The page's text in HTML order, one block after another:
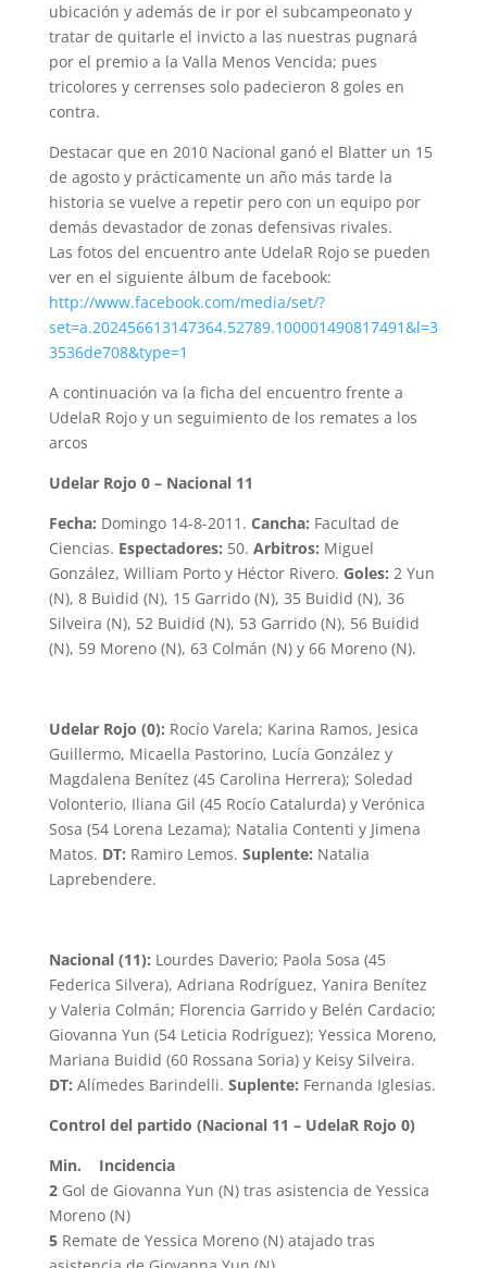
ubicación y además de ir por el subcampeonato y
tratar de quitarle el invicto a las nuestras pugnará
por el premio a la Valla Menos Vencida; pues
tricolores y cerrenses solo padecieron 8 goles en
contra.
Destacar que en 2010 Nacional ganó el Blatter un 15
de agosto y prácticamente un año más tarde la
historia se vuelve a repetir pero con un equipo por
demás devastador de zonas defensivas rivales.
Las fotos del encuentro ante UdelaR Rojo se pueden
ver en el siguiente álbum de facebook:
http://www.facebook.com/media/set/?
set=a.202456613147364.52789.100001490817491&l=3
3536de708&type=1
A continuación va la ficha del encuentro frente a
UdelaR Rojo y un seguimiento de los remates a los
arcos
Udelar Rojo 0 – Nacional 11
Fecha: Domingo 14-8-2011. Cancha: Facultad de
Ciencias. Espectadores: 50. Arbitros: Miguel
González, William Porto y Héctor Rivero. Goles: 2 Yun
(N), 8 Buidid (N), 15 Garrido (N), 35 Buidid (N), 36
Silveira (N), 52 Buidid (N), 53 Garrido (N), 56 Buidid
(N), 59 Moreno (N), 63 Colmán (N) y 66 Moreno (N).
Udelar Rojo (0): Rocío Varela; Karina Ramos, Jesica
Guillermo, Micaella Pastorino, Lucía González y
Magdalena Benítez (45 Carolina Herrera); Soledad
Volonterio, Iliana Gil (45 Rocío Catalurda) y Verónica
Sosa (54 Lorena Lezama); Natalia Contenti y Jimena
Matos. DT: Ramiro Lemos. Suplente: Natalia
Laprebendere.
Nacional (11): Lourdes Daverio; Paola Sosa (45
Federica Silvera), Adriana Rodríguez, Yanira Benítez
y Valeria Colmán; Florencia Garrido y Belén Cardacio;
Giovanna Yun (54 Leticia Rodríguez); Yessica Moreno,
Mariana Buidid (60 Rossana Soria) y Keisy Silveira.
DT: Alímedes Barindelli. Suplente: Fernanda Iglesias.
Control del partido (Nacional 11 – UdelaR Rojo 0)
Min. Incidencia
2 Gol de Giovanna Yun (N) tras asistencia de Yessica
Moreno (N)
5Remate de Yessica Moreno (N) atajado tras